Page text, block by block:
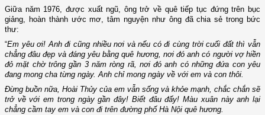
Giữa năm 1976, được xuất ngũ, ông trở về quê tiếp tục đứng trên bục
giảng, hoàn thành ước mơ, tâm nguyện như ông đã chia sẻ trong bức
thư:
“Em yêu ơi! Anh đi cũng nhiều nơi và nếu có đi cùng trời cuối đất thì vẫn
chẳng đâu đẹp và đáng yêu bằng quê hương, nơi đó anh có người vợ hiền
đỏ mặt chờ trông gần 3 năm ròng rã, nơi đó anh có những đứa con yêu
đang mong cha từng ngày. Anh chỉ mong ngày về với em và con thôi.
Đừng buồn nữa, Hoài Thủy của em vẫn sống và khỏe mạnh, chắc chắn sẽ
trở về với em trong ngày gần đây! Biết đâu đấy! Màu xuân này anh lại
chẳng cầm tay em và con đi trên đường phố Hà Nội quê hương.